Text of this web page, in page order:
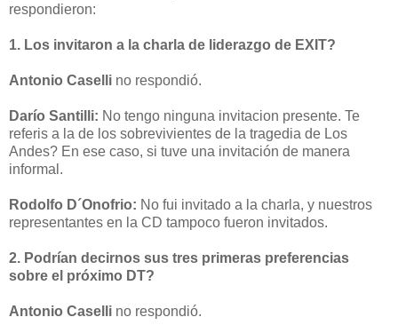
respondieron:
1. Los invitaron a la charla de liderazgo de EXIT?
Antonio Caselli no respondió.
Darío Santilli: No tengo ninguna invitacion presente. Te
referis a la de los sobrevivientes de la tragedia de Los
Andes? En ese caso, si tuve una invitación de manera
informal.
Rodolfo D´Onofrio: No fui invitado a la charla, y nuestros
representantes en la CD tampoco fueron invitados.
2. Podrían decirnos sus tres primeras preferencias
sobre el próximo DT?
Antonio Caselli no respondió.